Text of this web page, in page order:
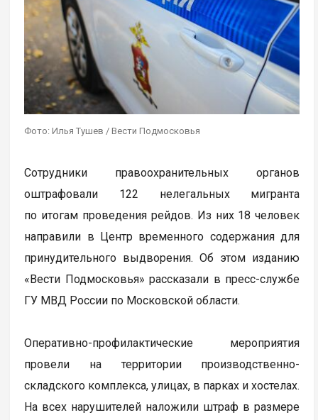
Фото: Илья Тушев / Вести Подмосковья
Сотрудники правоохранительных органов
оштрафовали 122 нелегальных мигранта
по итогам проведения рейдов. Из них 18 человек
направили в Центр временного содержания для
принудительного выдворения. Об этом изданию
«Вести Подмосковья» рассказали в пресс-службе
ГУ МВД России по Московской области.
Оперативно-профилактические мероприятия
провели на территории производственно-
складского комплекса, улицах, в парках и хостелах.
На всех нарушителей наложили штраф в размере